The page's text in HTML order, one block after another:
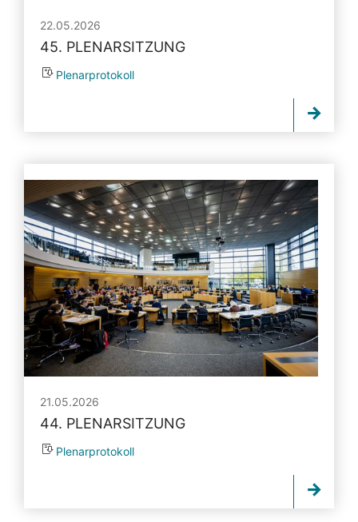
22.05.2026
45. PLENARSITZUNG
Plenarprotokoll
21.05.2026
44. PLENARSITZUNG
Plenarprotokoll